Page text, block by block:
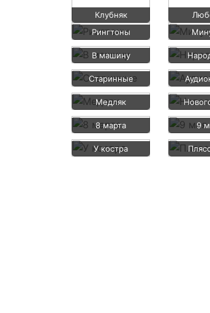
Клубняк
Рингтоны
В машину
Старинные
Медляк
8 марта 9
У костра